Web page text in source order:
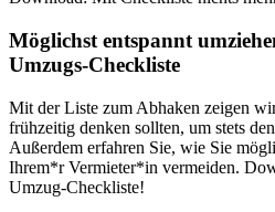
Möglichst entspannt
Umzugs-Checkliste
Mit der Liste zum Abhaken zeigen
frühzeitig denken sollten, um stets
Außerdem erfahren Sie, wie Sie
Ihrem*r Vermieter*in vermeiden.
Umzug-Checkliste!